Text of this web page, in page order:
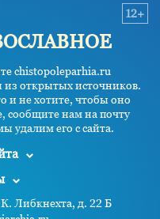
chistopoleparhia.ru
открытых источников.
и не хотите, чтобы оно
сообщите нам на почту
удалим его с сайта.
12+
Либкнехта, д. 22 Б